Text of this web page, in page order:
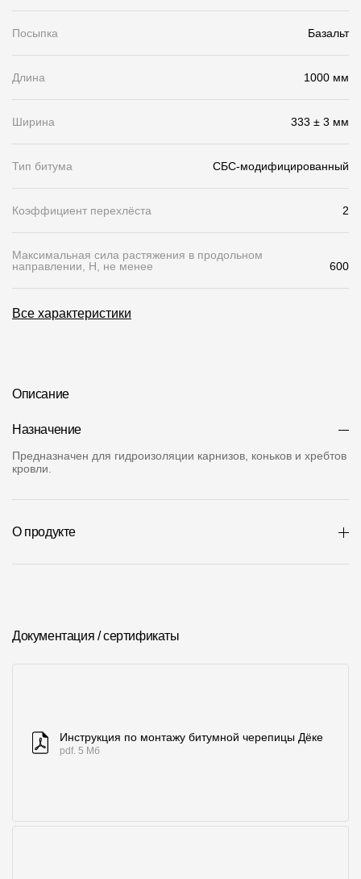
Текстуры
Вопрос-ответ/Faq
Статьи
Калькулятор
О компании
Контроль качества кровли
Отправка рекламации
B2B
Посыпка Базальт
Длина 1000 мм
Ширина 333 ± 3 мм
Тип битума СБС-модифицированный
Коэффициент перехлёста 2
Максимальная сила растяжения в продольном
направлении, Н, не менее
600
Все характеристики
Описание
Назначение
Предназначен для гидроизоляции карнизов, коньков и хребтов
кровли.
О продукте
Документация / сертификаты
Инструкция по монтажу битумной черепицы Дёке
pdf. 5 Мб